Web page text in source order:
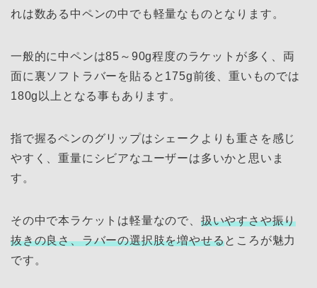
れは数ある中ペンの中でも軽量なものとなります。
一般的に中ペンは85～90g程度のラケットが多く、両
面に裏ソフトラバーを貼ると175g前後、重いものでは
180g以上となる事もあります。
指で握るペンのグリップはシェークよりも重さを感じ
やすく、重量にシビアなユーザーは多いかと思いま
す。
その中で本ラケットは軽量なので、 扱いやすさや振り
抜きの良さ、ラバーの選択肢を増やせるところが魅力
です。